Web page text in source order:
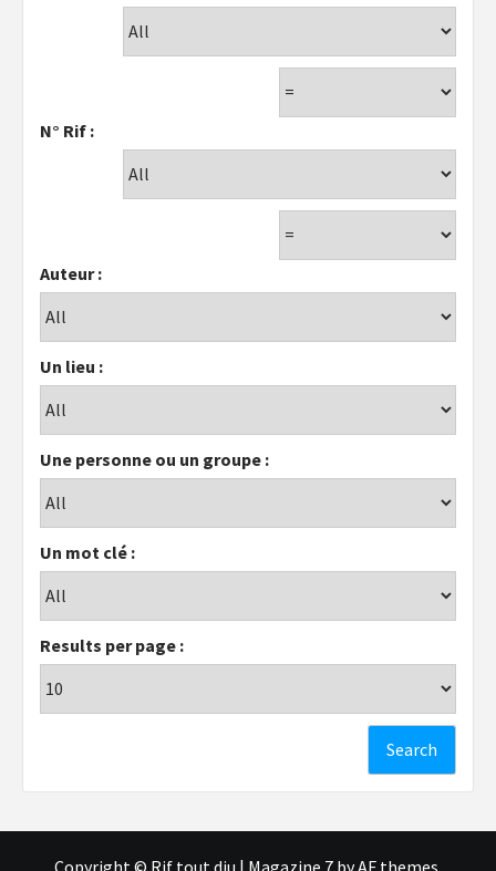
N° Rif :
Auteur :
Un lieu :
Une personne ou un groupe :
Un mot clé :
Results per page :
Copyright © Rif tout dju | Magazine 7 by AF themes.